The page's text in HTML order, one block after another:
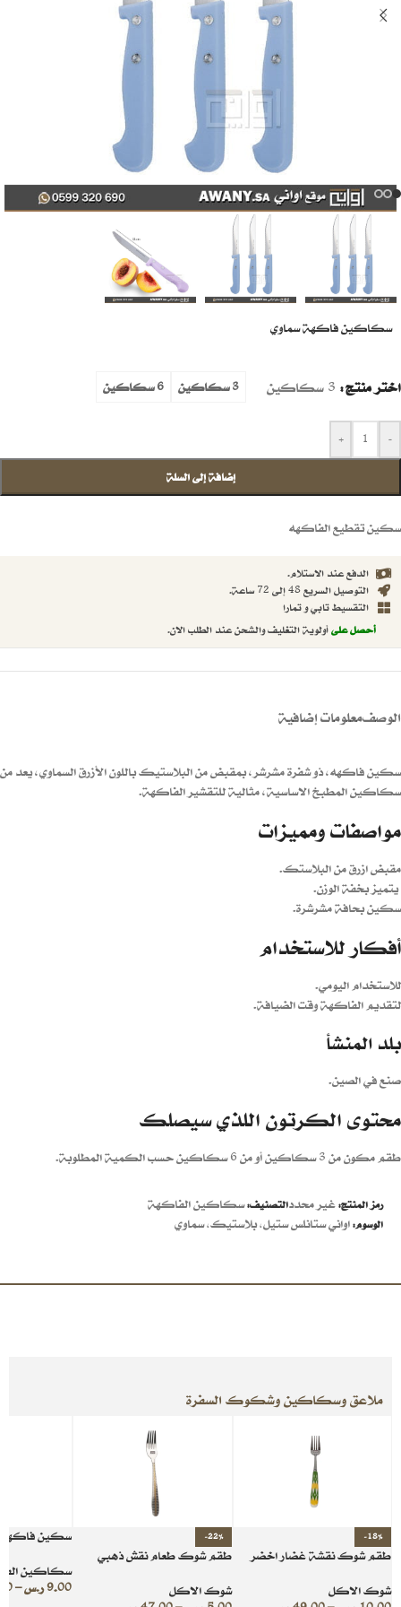
سكاكين فاكهة سماوي
اختر منتج 3 سكاكين 3 سكاكين 6 سكاكين
-
+
إضافة إلى السلة
سكين تقطيع الفاكهه
الدفع عند الاستلام.
التوصيل السريع 48 إلى 72 ساعة.
التقسيط تابي و تمارا
أحصل علىأولوية التغليف والشحن عند الطلب الان.
الوصفمعلومات إضافية
سكين فاكهه، ذو شفرة مشرشر، بمقبض من البلاستيك باللون الأزرق السماوي، يعد من
سكاكين المطبخ الاساسية، مثالية للتقشير الفاكهة.
مواصفات ومميزات
مقبض ازرق من البلاستك.
يتميز بخفة الوزن.
سكين بحافة مشرشرة.
أفكار للاستخدام
للاستخدام اليومي.
لتقديم الفاكهة وقت الضيافة.
بلد المنشأ
صنع في الصين.
محتوى الكرتون اللذي سيصلك
طقم مكون من 3 سكاكين أو من 6 سكاكين حسب الكمية المطلوبة.
رمز المنتج:غير محددالتصنيف:سكاكين الفاكهة
الوسوم:اواني ستانلس ستيل,بلاستيك,سماوي
ملاعق وسكاكين وشكوك السفرة
-18%
طقم شوك نقشة غضار اخضر
شوك الاكل
-22%
طقم شوك طعام نقش ذهبي
شوك الاكل
سكين فاكهة
سكاكين
9.00ر.س–